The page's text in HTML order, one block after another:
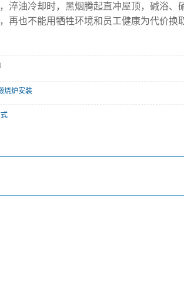
淬油冷却时，黑烟腾起直冲屋顶，碱浴
再也不能用牺牲环境和员工健康为代价
烧炉安装